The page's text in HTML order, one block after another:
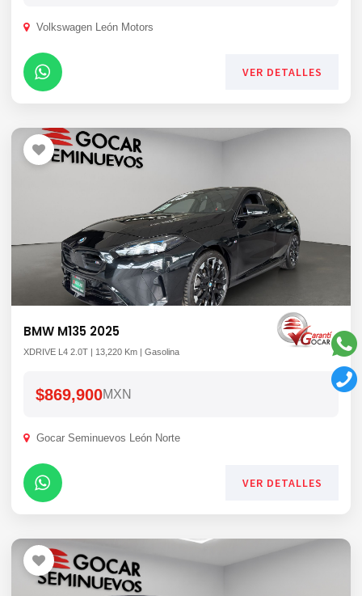
Volkswagen León Motors
VER DETALLES
BMW M135 2025
XDRIVE L4 2.0T | 13,220 Km | Gasolina
$869,900MXN
Gocar Seminuevos León Norte
VER DETALLES